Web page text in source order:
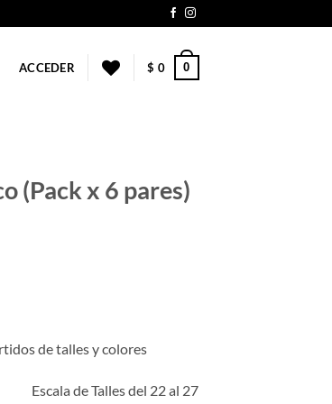
ACCEDER $ 0 0
(Pack x 6 pares)
de talles y colores
Escala de Talles del 22 al 27